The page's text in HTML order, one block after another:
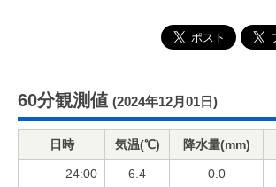
60分観測値 (2024年12月01日)
日時 気温(℃) 降水量(mm)
24:00 6.4 0.0